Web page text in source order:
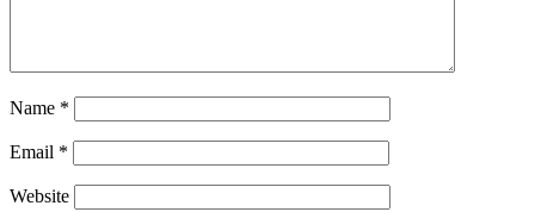
Name *
Email *
Website